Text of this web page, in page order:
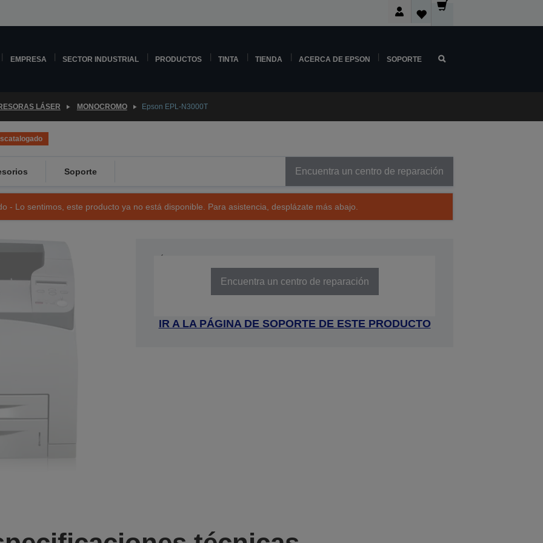
EMPRESA SECTOR INDUSTRIAL PRODUCTOS TINTA TIENDA ACERCA DE EPSON SOPORTE
LÁSER MONOCROMO Epson EPL-N3000T
Soporte Encuentra un centro de reparación
- Lo sentimos, este producto ya no está disponible. Para asistencia, desplázate más abajo.
Encuentra un centro de reparación
IR A LA PÁGINA DE SOPORTE DE ESTE PRODUCTO